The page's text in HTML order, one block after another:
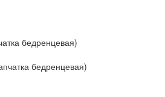
бедренцевая)
бедренцевая)